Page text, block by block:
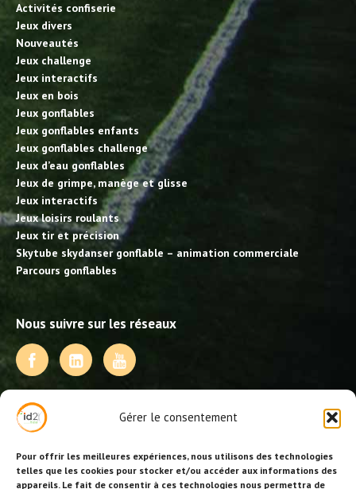
Gérer le consentement
Pour offrir les meilleures expériences, nous utilisons des technologies
telles que les cookies pour stocker et/ou accéder aux informations des
appareils. Le fait de consentir à ces technologies nous permettra de
Activités confiserie
Jeux divers
Nouveautés
Jeux challenge
Jeux interactifs
Jeux en bois
Jeux gonflables
Jeux gonflables enfants
Jeux gonflables challenge
Jeux d’eau gonflables
Jeux de grimpe, manège et glisse
Jeux interactifs
Jeux loisirs roulants
Jeux tir et précision
Skytube skydanser gonflable – animation commerciale
Parcours gonflables
Nous suivre sur les réseaux
NOS PRESTATIONS
Activités, jeux et animations BDE
Animations événementielles
Animations EVJF – EVJG